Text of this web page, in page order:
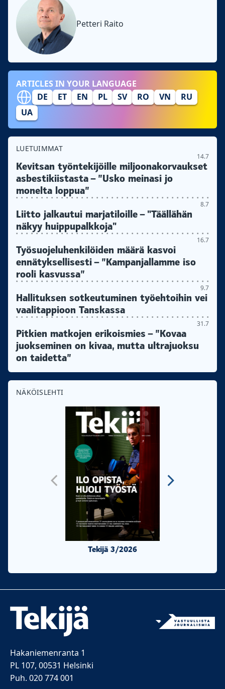
Petteri Raito
ARTICLES IN YOUR LANGUAGE
DE
ET EN PL SV RO VN
RU
UA
LUETUIMMAT
14.7
Kevitsan työntekijöille miljoonakorvaukset
asbestikiistasta – ”Usko meinasi jo
monelta loppua”
8.7
Liitto jalkautui marjatiloille – "Täällähän
näkyy huippupalkkoja"
16.7
Työsuojeluhenkilöiden määrä kasvoi
ennätyksellisesti – ”Kampanjallamme iso
rooli kasvussa”
9.7
Hallituksen sotkeutuminen työehtoihin vei
vaalitappioon Tanskassa
31.7
Pitkien matkojen erikoismies – ”Kovaa
juokseminen on kivaa, mutta ultrajuoksu
on taidetta”
NÄKÖISLEHTI
Tekijä 3/2026
Hakaniemenranta 1
PL 107, 00531 Helsinki
Puh. 020 774 001